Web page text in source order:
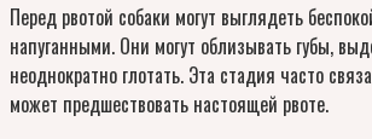
Перед рвотой собаки могут выглядеть
напуганными. Они могут облизывать губы,
неоднократно глотать. Эта стадия часто
может предшествовать настоящей рвоте.